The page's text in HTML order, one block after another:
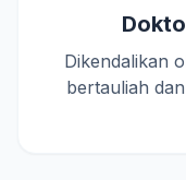
Dikendalikan
bertauliah